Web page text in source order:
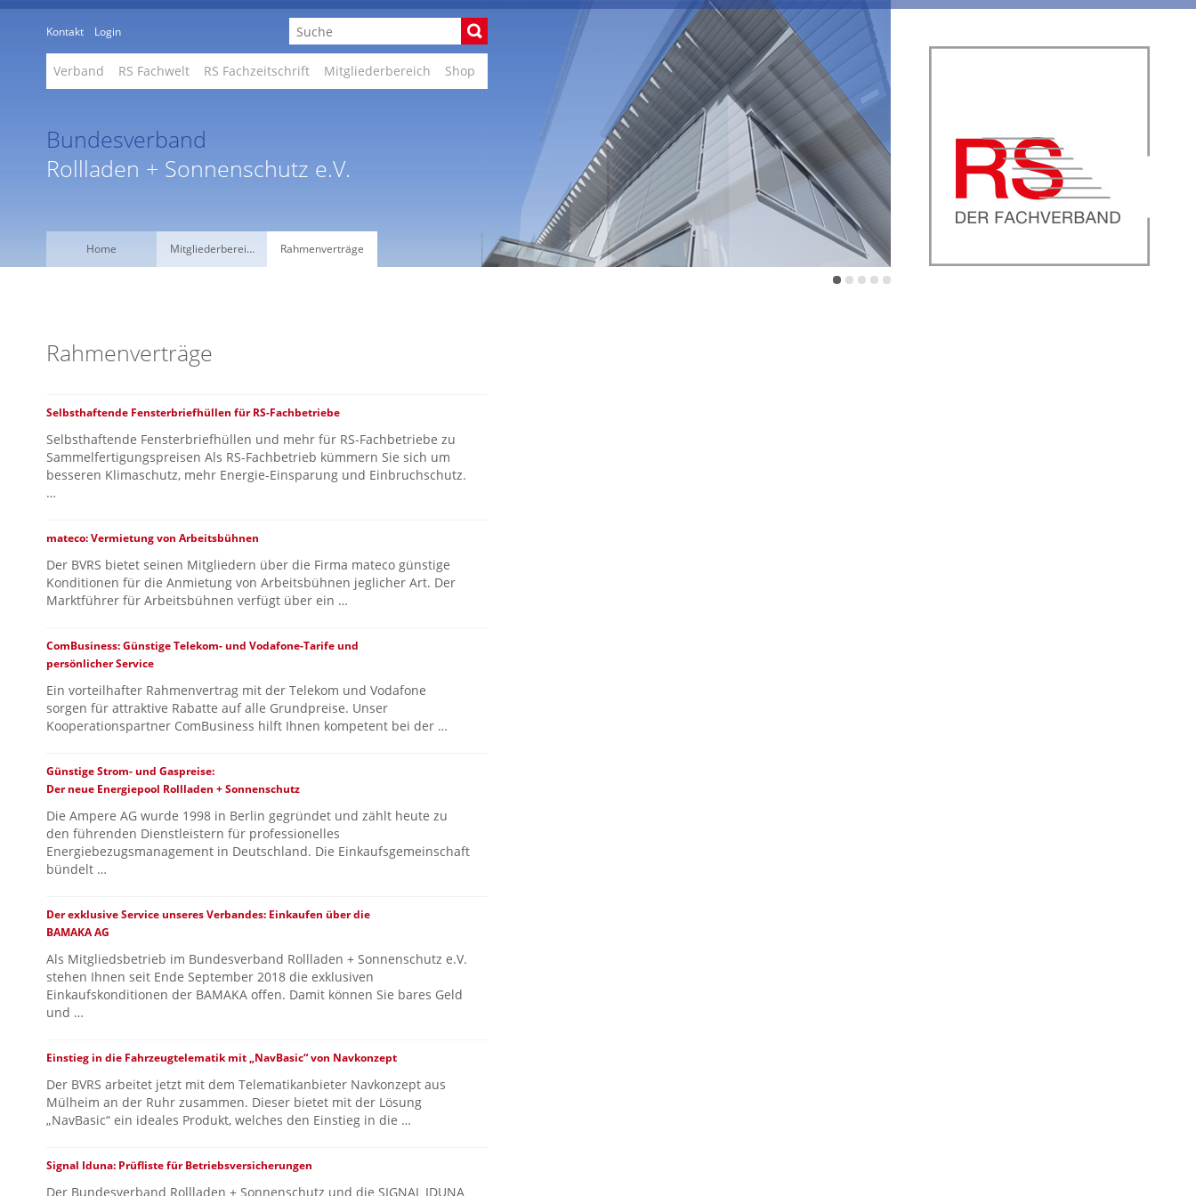
Kontakt Login
Verband RS Fachwelt RS Fachzeitschrift Mitgliederbereich Shop
Bundesverband
Rollladen + Sonnenschutz e.V.
Home Mitgliederberei… Rahmenverträge
Rahmenverträge
Selbsthaftende Fensterbriefhüllen für RS-Fachbetriebe
Selbsthaftende Fensterbriefhüllen und mehr für RS-Fachbetriebe zu
Sammelfertigungspreisen Als RS-Fachbetrieb kümmern Sie sich um
besseren Klimaschutz, mehr Energie-Einsparung und Einbruchschutz.
…
mateco: Vermietung von Arbeitsbühnen
Der BVRS bietet seinen Mitgliedern über die Firma mateco günstige
Konditionen für die Anmietung von Arbeitsbühnen jeglicher Art. Der
Marktführer für Arbeitsbühnen verfügt über ein …
ComBusiness: Günstige Telekom- und Vodafone-Tarife und
persönlicher Service
Ein vorteilhafter Rahmenvertrag mit der Telekom und Vodafone
sorgen für attraktive Rabatte auf alle Grundpreise. Unser
Kooperationspartner ComBusiness hilft Ihnen kompetent bei der …
Günstige Strom- und Gaspreise:
Der neue Energiepool Rollladen + Sonnenschutz
Die Ampere AG wurde 1998 in Berlin gegründet und zählt heute zu
den führenden Dienstleistern für professionelles
Energiebezugsmanagement in Deutschland. Die Einkaufsgemeinschaft
bündelt …
Der exklusive Service unseres Verbandes: Einkaufen über die
BAMAKA AG
Als Mitgliedsbetrieb im Bundesverband Rollladen + Sonnenschutz e.V.
stehen Ihnen seit Ende September 2018 die exklusiven
Einkaufskonditionen der BAMAKA offen. Damit können Sie bares Geld
und …
Einstieg in die Fahrzeugtelematik mit „NavBasic“ von Navkonzept
Der BVRS arbeitet jetzt mit dem Telematikanbieter Navkonzept aus
Mülheim an der Ruhr zusammen. Dieser bietet mit der Lösung
„NavBasic“ ein ideales Produkt, welches den Einstieg in die …
Signal Iduna: Prüfliste für Betriebsversicherungen
Der Bundesverband Rollladen + Sonnenschutz und die SIGNAL IDUNA